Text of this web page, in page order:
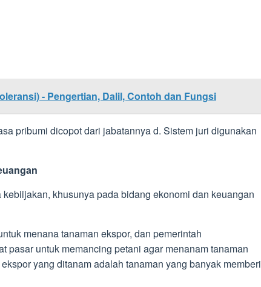
- Pengertian, Dalil, Contoh dan Fungsi
pribumi dicopot dari jabatannya d. Sistem juri digunakan
khusunya pada bidang ekonomi dan keuangan
menana tanaman ekspor, dan pemerintah
pasar untuk memancing petani agar menanam tanaman
yang ditanam adalah tanaman yang banyak memberi